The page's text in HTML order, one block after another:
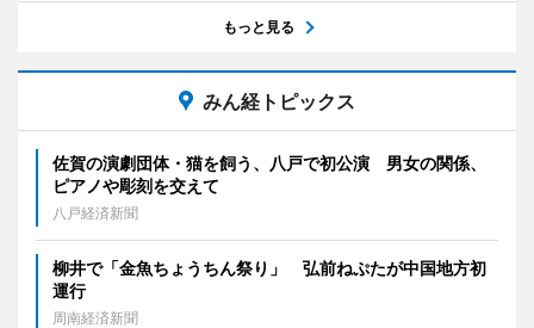
もっと見る
みん経トピックス
佐賀の演劇団体・猫を飼う、八戸で初公演 男女の関係、
ピアノや彫刻を交えて
八戸経済新聞
柳井で「金魚ちょうちん祭り」 弘前ねぷたが中国地方初
運行
周南経済新聞